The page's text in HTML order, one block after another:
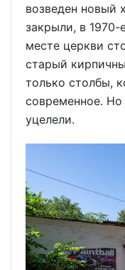
возведен новый
закрыли, в
месте церкви
старый
только столбы,
современное. Но
уцелели.